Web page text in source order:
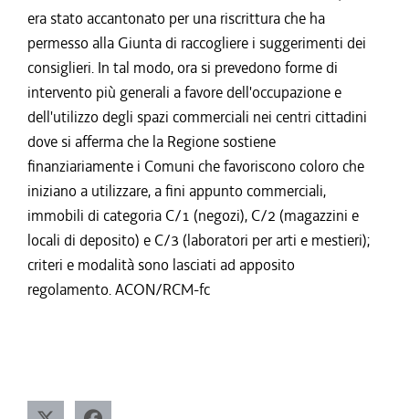
era stato accantonato per una riscrittura che ha
permesso alla Giunta di raccogliere i suggerimenti dei
consiglieri. In tal modo, ora si prevedono forme di
intervento più generali a favore dell'occupazione e
dell'utilizzo degli spazi commerciali nei centri cittadini
dove si afferma che la Regione sostiene
finanziariamente i Comuni che favoriscono coloro che
iniziano a utilizzare, a fini appunto commerciali,
immobili di categoria C/1 (negozi), C/2 (magazzini e
locali di deposito) e C/3 (laboratori per arti e mestieri);
criteri e modalità sono lasciati ad apposito
regolamento. ACON/RCM-fc